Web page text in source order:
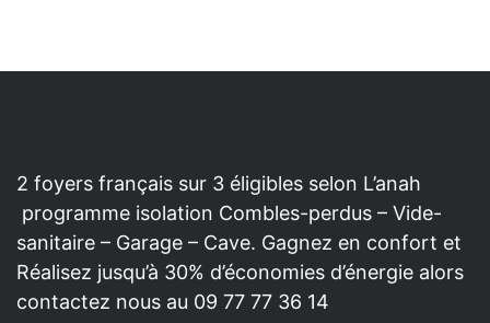
2 foyers français sur 3 éligibles selon L’anah
programme isolation Combles-perdus – Vide-
sanitaire – Garage – Cave. Gagnez en confort et
Réalisez jusqu’à 30% d’économies d’énergie alors
contactez nous au 09 77 77 36 14